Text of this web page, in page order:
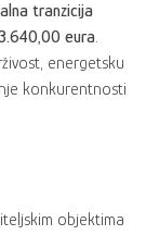
tranzicija
eura.
energetsku
konkurentnosti
objektima